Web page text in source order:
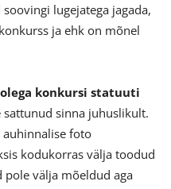
lugejatega jagada,
ja ehk on mõnel
konkursi statuuti
sattunud sinna juhuslikult.
foto
kodukorras välja toodud
välja mõeldud aga